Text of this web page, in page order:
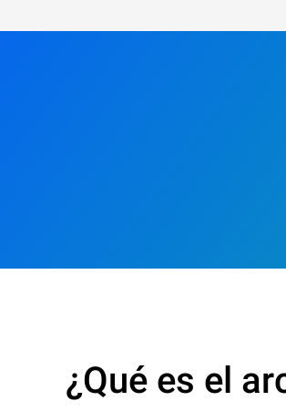
¿Qué es el